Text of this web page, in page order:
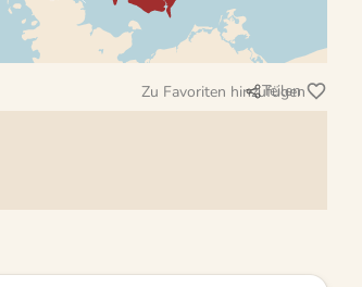
Zu Favoriten hinzufügen
Teilen